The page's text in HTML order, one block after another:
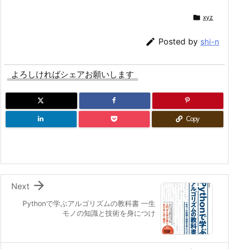
 xyz
 Posted by shi-n
よろしければシェアお願いします
Copy
Pythonで学ぶアルゴリズムの教科書 一生
モノの知識と技術を身につけ

Next